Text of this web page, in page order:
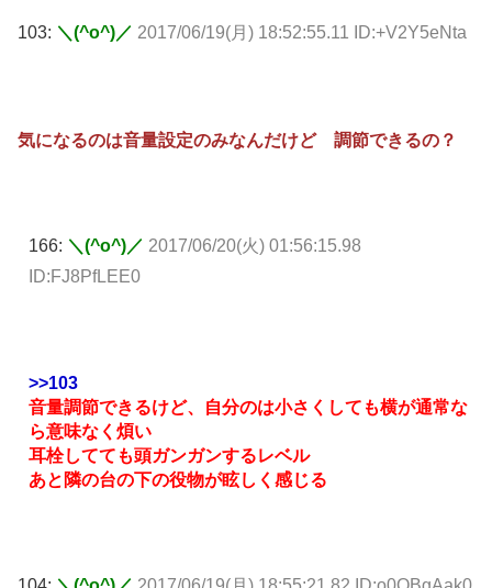
103: ＼(^o^)／ 2017/06/19(月) 18:52:55.11 ID:+V2Y5eNta
気になるのは音量設定のみなんだけど 調節できるの？
166: ＼(^o^)／ 2017/06/20(火) 01:56:15.98
ID:FJ8PfLEE0
>>103
音量調節できるけど、自分のは小さくしても横が通常な
ら意味なく煩い
耳栓してても頭ガンガンするレベル
あと隣の台の下の役物が眩しく感じる